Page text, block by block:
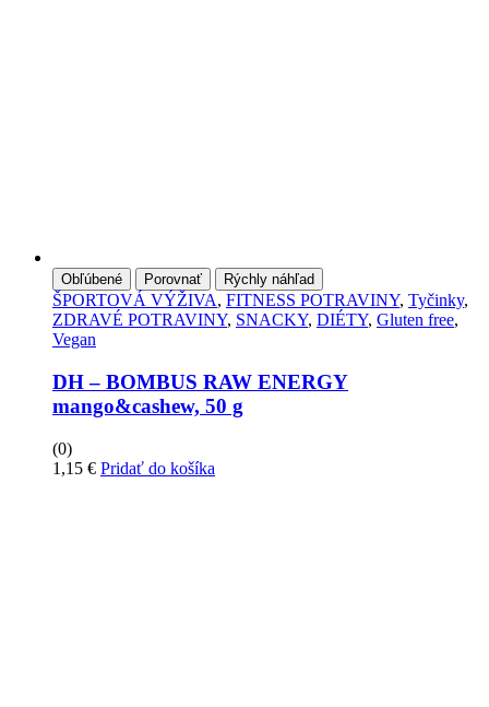
Obľúbené Porovnať Rýchly náhľad
ŠPORTOVÁ VÝŽIVA, FITNESS POTRAVINY, Tyčinky,
ZDRAVÉ POTRAVINY, SNACKY, DIÉTY, Gluten free,
Vegan
DH – BOMBUS RAW ENERGY
mango&cashew, 50 g
(0)
1,15 € Pridať do košíka